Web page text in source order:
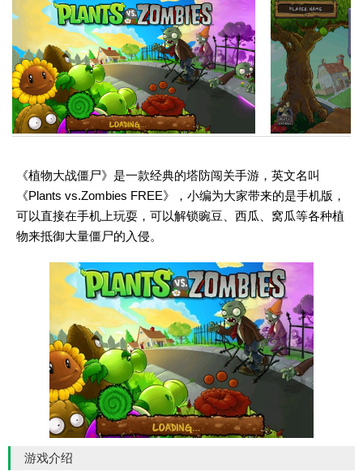
《植物大战僵尸》是一款经典的塔防闯关手游，英文名叫
《Plants vs.Zombies FREE》，小编为大家带来的是手机版，
可以直接在手机上玩耍，可以解锁豌豆、西瓜、窝瓜等各种植
物来抵御大量僵尸的入侵。
游戏介绍